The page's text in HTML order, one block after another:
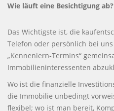
Wie läuft eine Besichtigung ab?
Das Wichtigste ist, die
Telefon oder persönlich bei
„Kennenlern-Termins“
Immobilieninteressenten
Wo ist die finanzielle
die Immobilie unbedingt
flexibel; wo ist man bereit,